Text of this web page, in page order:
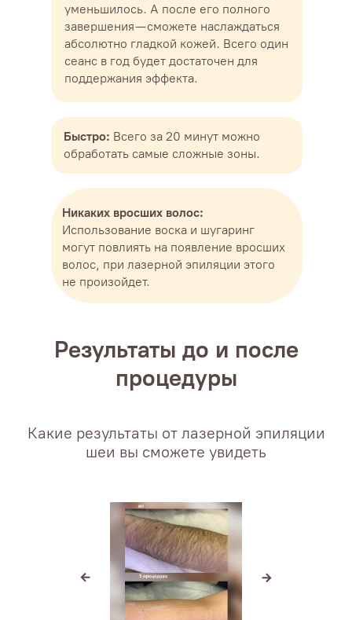
уменьшилось. А после его полного
завершения — сможете наслаждаться
абсолютно гладкой кожей. Всего один
сеанс в год будет достаточен для
поддержания эффекта.
Никаких вросших волос:
Использование воска и шугаринг
могут повлиять на появление вросших
волос, при лазерной эпиляции этого
не произойдет.
Быстро: Всего за 20 минут можно
обработать самые сложные зоны.
Результаты до и после
процедуры
Какие результаты от лазерной эпиляции
шеи вы сможете увидеть